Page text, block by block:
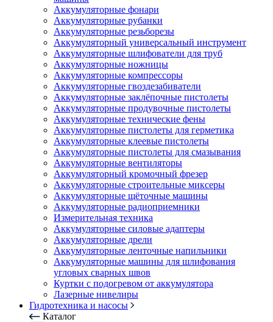
Аккумуляторные фонари
Аккумуляторные рубанки
Аккумуляторные резьборезы
Аккумуляторный универсальный инструмент
Аккумуляторные шлифователи для труб
Аккумуляторные ножницы
Аккумуляторные компрессоры
Аккумуляторные гвоздезабиватели
Аккумуляторные заклёпочные пистолеты
Аккумуляторные продувочные пистолеты
Аккумуляторные технические фены
Аккумуляторные пистолеты для герметика
Аккумуляторные клеевые пистолеты
Аккумуляторные пистолеты для смазывания
Аккумуляторные вентиляторы
Аккумуляторный кромочный фрезер
Аккумуляторные строительные миксеры
Аккумуляторные щёточные машины
Аккумуляторные радиоприемники
Измерительная техника
Аккумуляторные силовые адаптеры
Аккумуляторные дрели
Аккумуляторные ленточные напильники
Аккумуляторные машины для шлифования
угловых сварных швов
Куртки с подогревом от аккумулятора
Лазерные нивелиры
Гидротехника и насосы
Каталог